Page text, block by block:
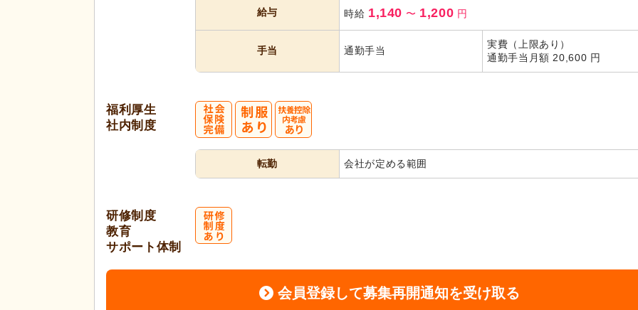
給与 時給 1,140 〜 1,200 円
手当 通勤手当
実費（上限あり）
通勤手当月額 20,600 円
福利厚生
社内制度
転勤 会社が定める範囲
研修制度
教育
サポート体制
会員登録して募集再開通知を受け取る